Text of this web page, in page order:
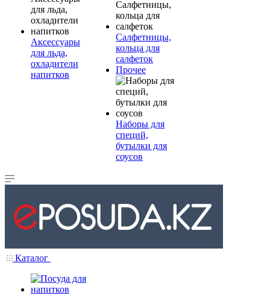
Аксессуары
для льда,
охладители
напитков
Салфетницы,
кольца для
салфеток
Прочее
Наборы для
специй,
бутылки для
соусов
Каталог